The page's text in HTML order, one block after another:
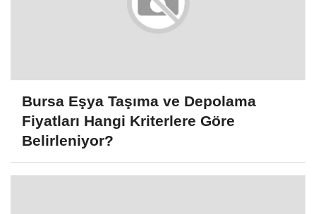
Bursa Eşya Taşıma ve Depolama
Fiyatları Hangi Kriterlere Göre
Belirleniyor?